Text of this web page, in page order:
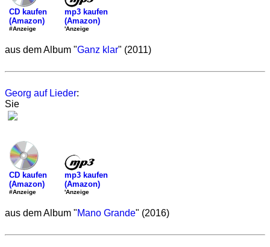
CD kaufen
(Amazon)
#Anzeige
mp3 kaufen
(Amazon)
'Anzeige
aus dem Album "Ganz klar" (2011)
Georg auf Lieder:
Sie
CD kaufen
(Amazon)
#Anzeige
mp3 kaufen
(Amazon)
'Anzeige
aus dem Album "Mano Grande" (2016)